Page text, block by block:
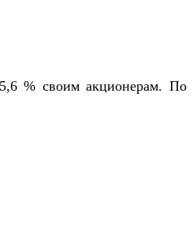
% своим акционерам. По